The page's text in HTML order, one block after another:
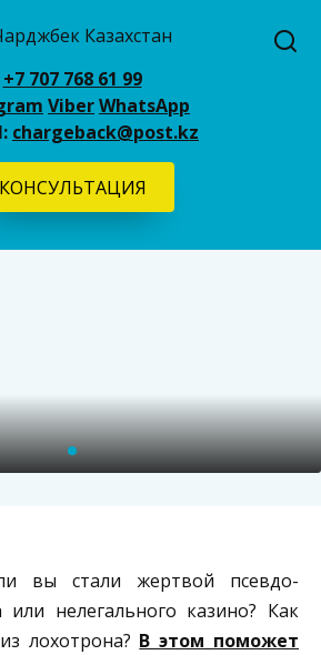
+7 707 768 61 99
ViberWhatsApp
chargeback@post.kz
КОНСУЛЬТАЦИЯ
вы стали жертвой псевдо-
или нелегального казино? Как
лохотрона? В этом поможет